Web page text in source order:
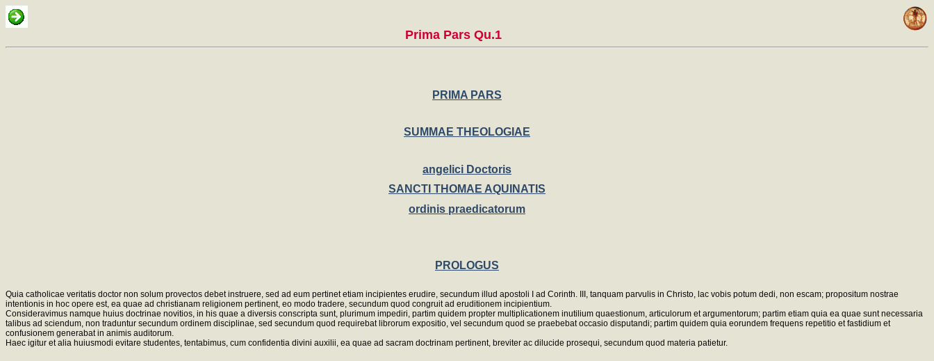
Prima Pars Qu.1
PRIMA PARS
SUMMAE THEOLOGIAE
angelici Doctoris
SANCTI THOMAE AQUINATIS
ordinis praedicatorum
PROLOGUS
Quia catholicae veritatis doctor non solum provectos debet instruere, sed ad eum pertinet etiam incipientes erudire, secundum illud apostoli I ad Corinth. III, tanquam parvulis in Christo, lac vobis potum dedi, non escam; propositum nostrae
intentionis in hoc opere est, ea quae ad christianam religionem pertinent, eo modo tradere, secundum quod congruit ad eruditionem incipientium.
Consideravimus namque huius doctrinae novitios, in his quae a diversis conscripta sunt, plurimum impediri, partim quidem propter multiplicationem inutilium quaestionum, articulorum et argumentorum; partim etiam quia ea quae sunt necessaria
talibus ad sciendum, non traduntur secundum ordinem disciplinae, sed secundum quod requirebat librorum expositio, vel secundum quod se praebebat occasio disputandi; partim quidem quia eorundem frequens repetitio et fastidium et
confusionem generabat in animis auditorum.
Haec igitur et alia huiusmodi evitare studentes, tentabimus, cum confidentia divini auxilii, ea quae ad sacram doctrinam pertinent, breviter ac dilucide prosequi, secundum quod materia patietur.